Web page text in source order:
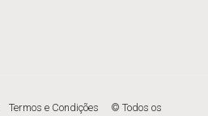
Termos e Condições © Todos os